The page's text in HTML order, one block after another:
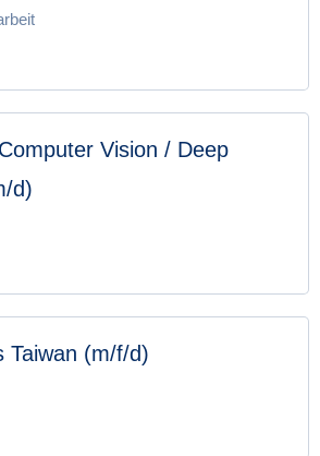
Vision / Deep
d)
Taiwan (m/f/d)